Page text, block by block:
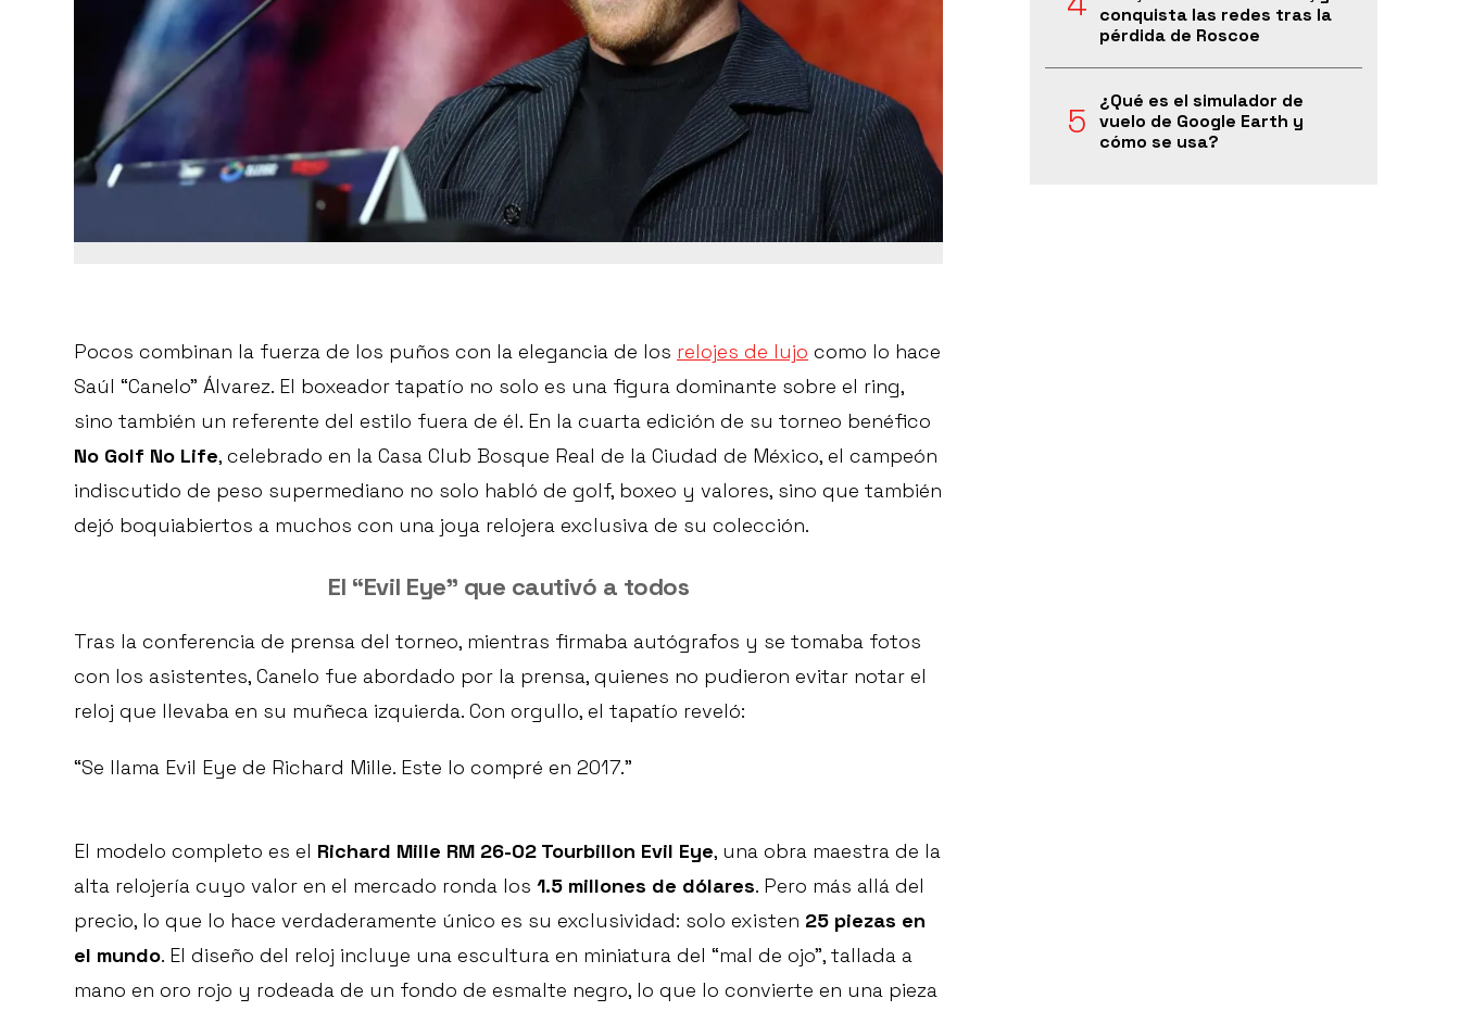
Pocos combinan la fuerza de los puños con la elegancia de los relojes de lujo como lo hace
Saúl “Canelo” Álvarez. El boxeador tapatío no solo es una figura dominante sobre el ring,
sino también un referente del estilo fuera de él. En la cuarta edición de su torneo benéfico
No Golf No Life, celebrado en la Casa Club Bosque Real de la Ciudad de México, el campeón
indiscutido de peso supermediano no solo habló de golf, boxeo y valores, sino que también
dejó boquiabiertos a muchos con una joya relojera exclusiva de su colección.
El “Evil Eye” que cautivó a todos
Tras la conferencia de prensa del torneo, mientras firmaba autógrafos y se tomaba fotos
con los asistentes, Canelo fue abordado por la prensa, quienes no pudieron evitar notar el
reloj que llevaba en su muñeca izquierda. Con orgullo, el tapatío reveló:
“Se llama Evil Eye de Richard Mille. Este lo compré en 2017.”
El modelo completo es el Richard Mille RM 26-02 Tourbillon Evil Eye, una obra maestra de la
alta relojería cuyo valor en el mercado ronda los 1.5 millones de dólares. Pero más allá del
precio, lo que lo hace verdaderamente único es su exclusividad: solo existen 25 piezas en
el mundo. El diseño del reloj incluye una escultura en miniatura del “mal de ojo”, tallada a
mano en oro rojo y rodeada de un fondo de esmalte negro, lo que lo convierte en una pieza
conquista las redes tras la
pérdida de Roscoe
¿Qué es el simulador de
vuelo de Google Earth y
cómo se usa?